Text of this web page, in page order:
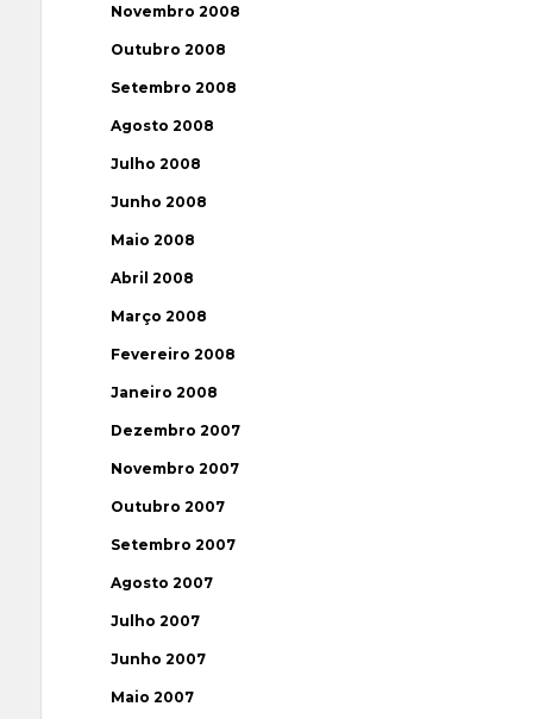
Novembro 2008
Outubro 2008
Setembro 2008
Agosto 2008
Julho 2008
Junho 2008
Maio 2008
Abril 2008
Março 2008
Fevereiro 2008
Janeiro 2008
Dezembro 2007
Novembro 2007
Outubro 2007
Setembro 2007
Agosto 2007
Julho 2007
Junho 2007
Maio 2007